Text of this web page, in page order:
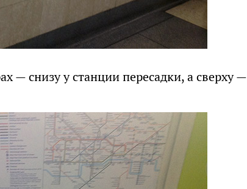
— снизу у станции пересадки, а сверху —